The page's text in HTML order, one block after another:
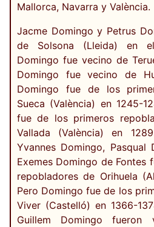
Mallorca, Navarra y València.
Jacme Domingo y Petrus
de Solsona (Lleida) en
Domingo fue vecino de
Domingo fue vecino de
Domingo fue de los
Sueca (València) en 1245-
fue de los primeros
Vallada (València) en
Yvannes Domingo,
Exemes Domingo de Fontes
repobladores de Orihuela
Pero Domingo fue de los
Viver (Castelló) en 1366-
Guillem Domingo fueron